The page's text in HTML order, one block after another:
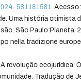
581181581.
Uma história otimista
São Paulo:Planeta,
nella tradizione
revolução ecojurídica.
Tradução de